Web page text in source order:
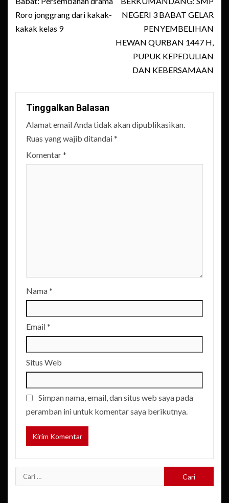
Roro jonggrang dari kakak-
kakak kelas 9
NEGERI 3 BABAT GELAR
PENYEMBELIHAN
HEWAN QURBAN 1447 H,
PUPUK KEPEDULIAN
DAN KEBERSAMAAN
Tinggalkan Balasan
Alamat email Anda tidak akan dipublikasikan.
Ruas yang wajib ditandai*
Komentar*
Nama*
Email*
Situs Web
Simpan nama, email, dan situs web saya pada
peramban ini untuk komentar saya berikutnya.
Cari
untuk: